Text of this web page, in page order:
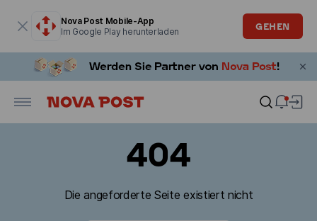
Nova Post Mobile-App
Im Google Play herunterladen
GEHEN
404
Die angeforderte Seite existiert nicht